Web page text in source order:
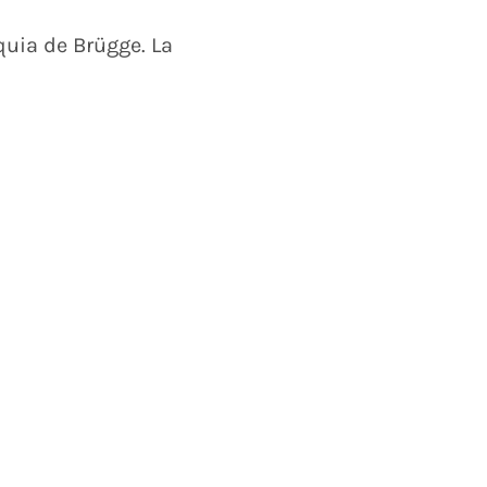
de Brügge. La